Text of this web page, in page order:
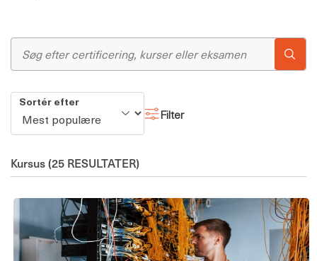
Sortér efter
Filter
Kursus(25 RESULTATER)